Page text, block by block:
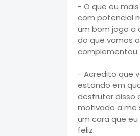
- O que eu
com potencial
um bom jogo a
do que vamos
complementou:
- Acredito que
estando em
desfrutar disso
motivado a me
um cara que
feliz.